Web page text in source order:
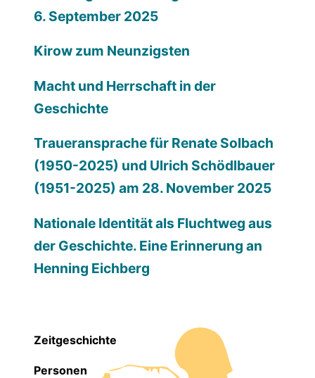
6. September 2025
Kirow zum Neunzigsten
Macht und Herrschaft in der
Geschichte
Traueransprache für Renate Solbach
(1950-2025) und Ulrich Schödlbauer
(1951-2025) am 28. November 2025
Nationale Identität als Fluchtweg aus
der Geschichte. Eine Erinnerung an
Henning Eichberg
Zeitgeschichte
Personen